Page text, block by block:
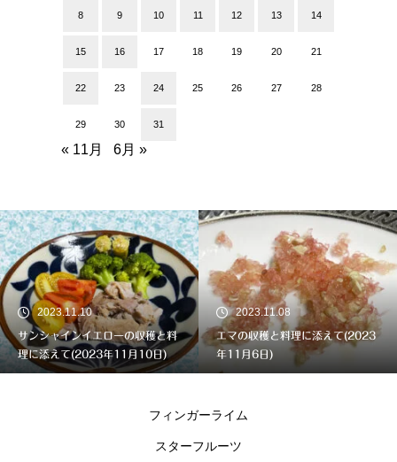
8 9 10 11 12 13 14
15 16 17 18 19 20 21
22 23 24 25 26 27 28
29 30 31
« 11月 6月 »
2023.11.10
サンシャインイエローの収穫と料
理に添えて(2023年11月10日)
2023.11.08
エマの収穫と料理に添えて(2023
年11月6日)
フィンガーライム
スターフルーツ